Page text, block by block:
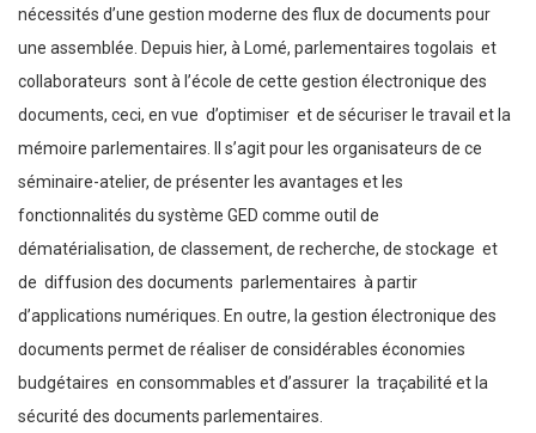
nécessités d’une gestion moderne des flux de documents pour
une assemblée. Depuis hier, à Lomé, parlementaires togolais et
collaborateurs sont à l’école de cette gestion électronique des
documents, ceci, en vue d’optimiser et de sécuriser le travail et la
mémoire parlementaires. Il s’agit pour les organisateurs de ce
séminaire-atelier, de présenter les avantages et les
fonctionnalités du système GED comme outil de
dématérialisation, de classement, de recherche, de stockage et
de diffusion des documents parlementaires à partir
d’applications numériques. En outre, la gestion électronique des
documents permet de réaliser de considérables économies
budgétaires en consommables et d’assurer la traçabilité et la
sécurité des documents parlementaires.